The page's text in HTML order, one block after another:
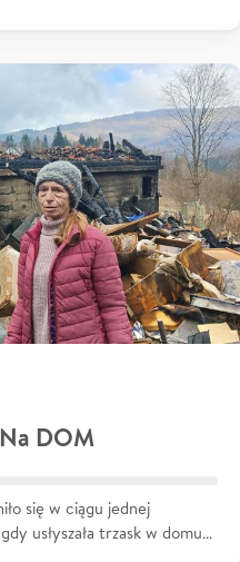
DOM
się w ciągu jednej
usłyszała trzask w domu…